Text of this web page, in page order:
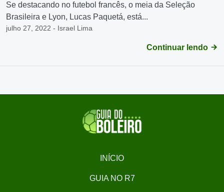
Se destacando no futebol francês, o meia da Seleção
Brasileira e Lyon, Lucas Paquetá, está...
julho 27, 2022 - Israel Lima
Continuar lendo
INÍCIO
GUIA NO R7